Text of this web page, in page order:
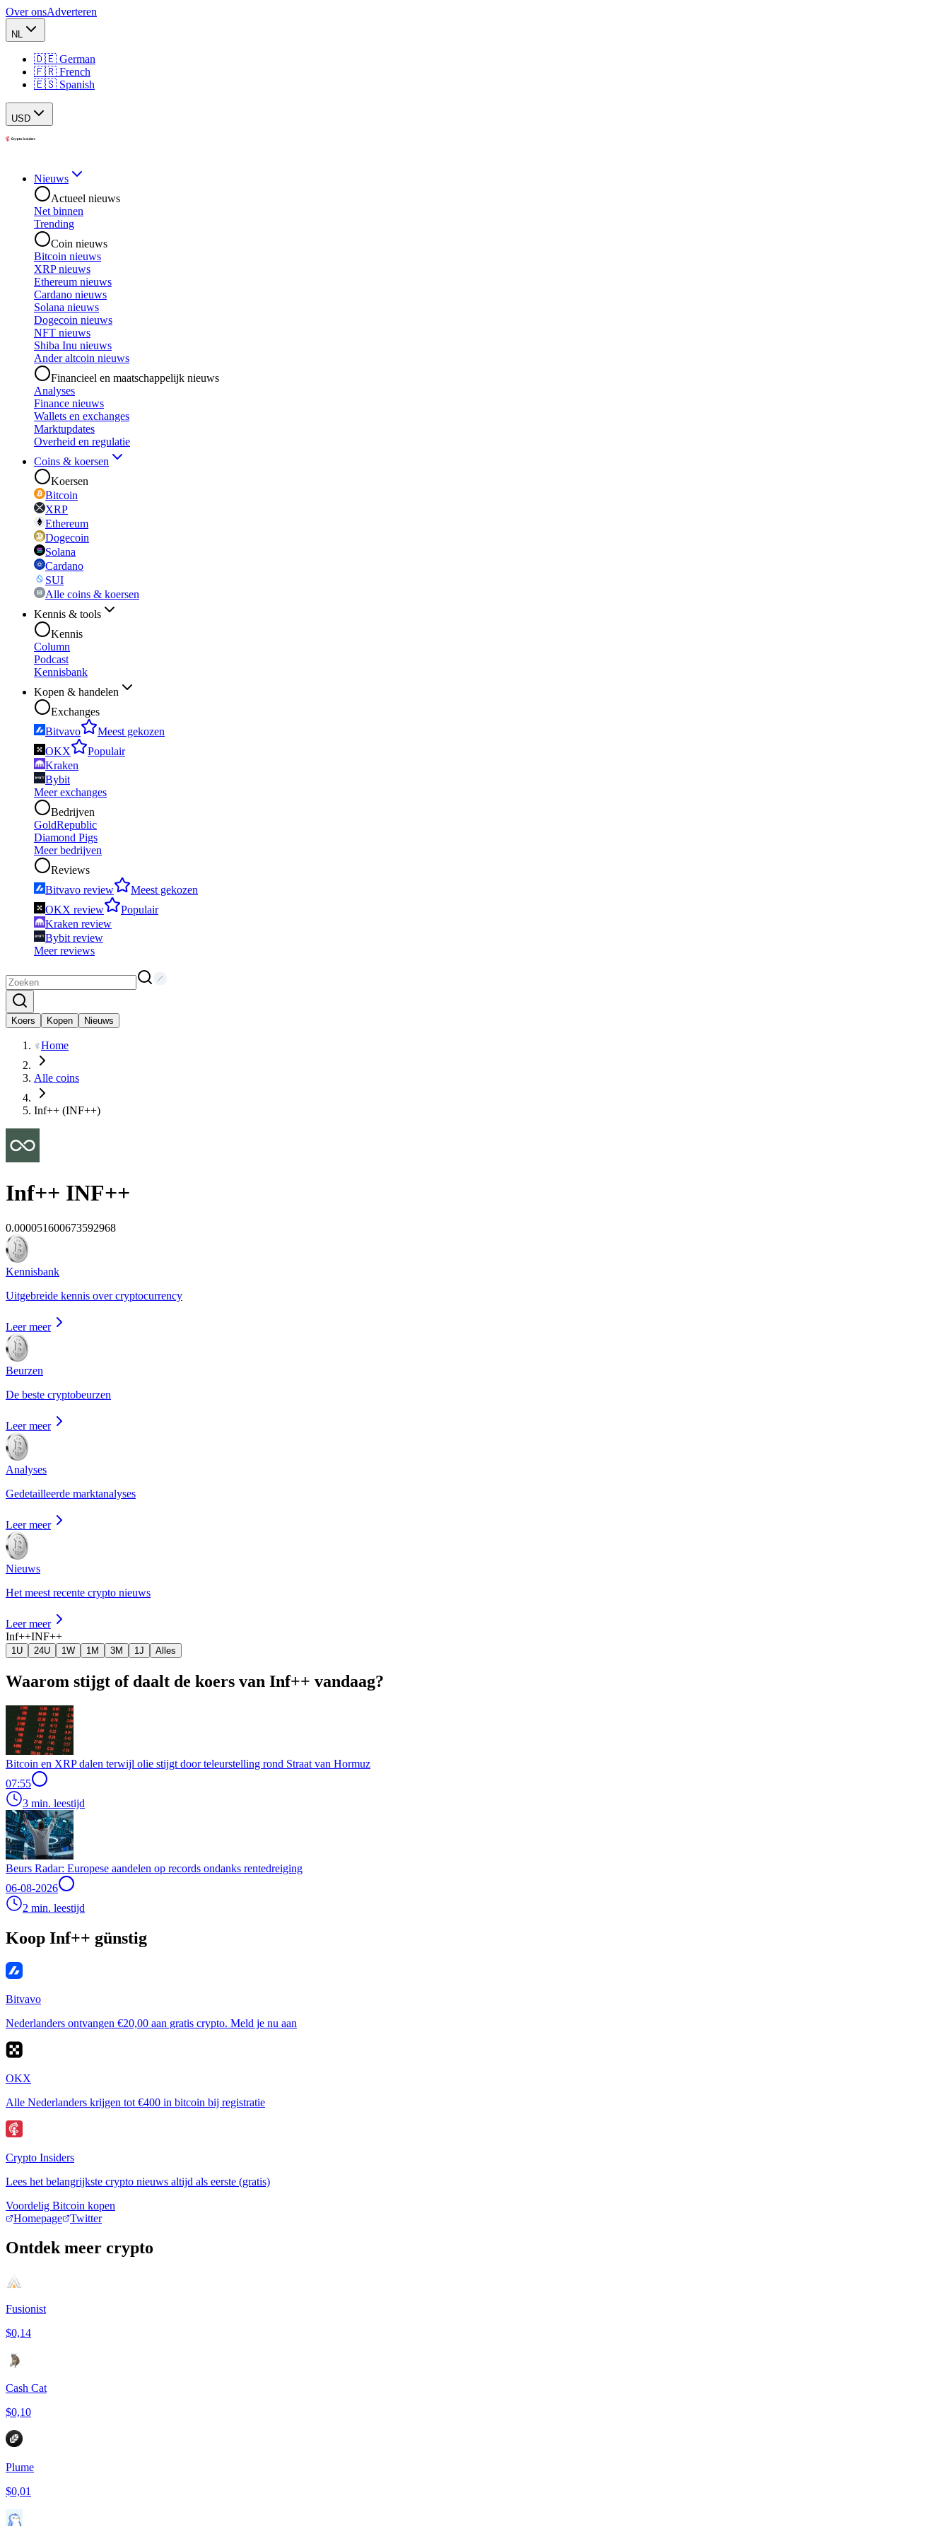
Over onsAdverteren
NL
🇩🇪 German
🇫🇷 French
🇪🇸 Spanish
USD
Nieuws
Actueel nieuws
Net binnen
Trending
Coin nieuws
Bitcoin nieuws
XRP nieuws
Ethereum nieuws
Cardano nieuws
Solana nieuws
Dogecoin nieuws
NFT nieuws
Shiba Inu nieuws
Ander altcoin nieuws
Financieel en maatschappelijk nieuws
Analyses
Finance nieuws
Wallets en exchanges
Marktupdates
Overheid en regulatie
Coins & koersen
Koersen
Bitcoin
XRP
Ethereum
Dogecoin
Solana
Cardano
SUI
Alle coins & koersen
Kennis & tools
Kennis
Column
Podcast
Kennisbank
Kopen & handelen
Exchanges
Bitvavo
Meest gekozen
OKX
Populair
Kraken
Bybit
Meer exchanges
Bedrijven
GoldRepublic
Diamond Pigs
Meer bedrijven
Reviews
Bitvavo review
Meest gekozen
OKX review
Populair
Kraken review
Bybit review
Meer reviews
Koers Kopen Nieuws
Home
Alle coins
Inf++ (INF++)
Inf++ INF++
0.000051600673592968
Kennisbank
Uitgebreide kennis over cryptocurrency
Leer meer
Beurzen
De beste cryptobeurzen
Leer meer
Analyses
Gedetailleerde marktanalyses
Leer meer
Nieuws
Het meest recente crypto nieuws
Leer meer
Inf++INF++
1U 24U 1W 1M 3M 1J Alles
Waarom stijgt of daalt de koers van Inf++ vandaag?
Bitcoin en XRP dalen terwijl olie stijgt door teleurstelling rond Straat van Hormuz
07:55
3 min. leestijd
Beurs Radar: Europese aandelen op records ondanks rentedreiging
06-08-2026
2 min. leestijd
Koop Inf++ günstig
Bitvavo
Nederlanders ontvangen €20,00 aan gratis crypto. Meld je nu aan
OKX
Alle Nederlanders krijgen tot €400 in bitcoin bij registratie
Crypto Insiders
Lees het belangrijkste crypto nieuws altijd als eerste (gratis)
Voordelig Bitcoin kopen
Homepage
Twitter
Ontdek meer crypto
Fusionist
$0,14
Cash Cat
$0,10
Plume
$0,01